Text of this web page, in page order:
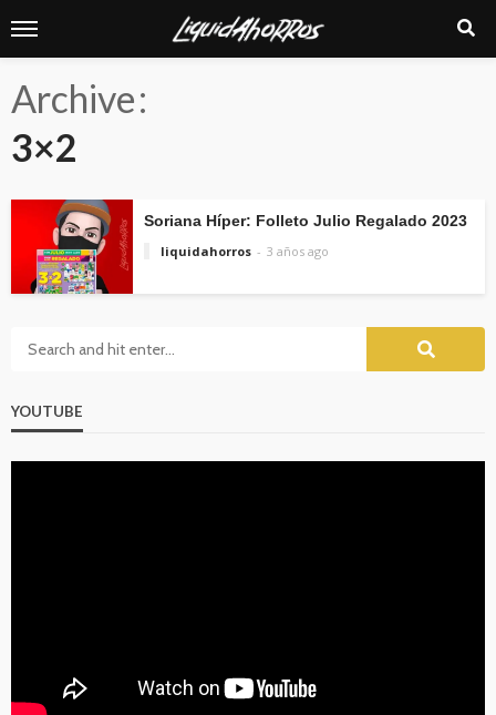
Archive
3×2
Soriana Híper: Folleto Julio Regalado 2023
liquidahorros
3 años ago
YOUTUBE